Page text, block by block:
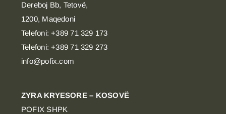
Dereboj Bb, Tetovë,
1200, Maqedoni
Telefoni: +389 71 329 173
Telefoni: +389 71 329 273
info@pofix.com
ZYRA KRYESORE – KOSOVË
POFIX SHPK